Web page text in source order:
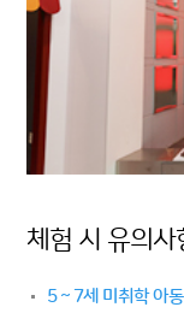
체험 시 유의사
5 ~ 7세 미취학 아